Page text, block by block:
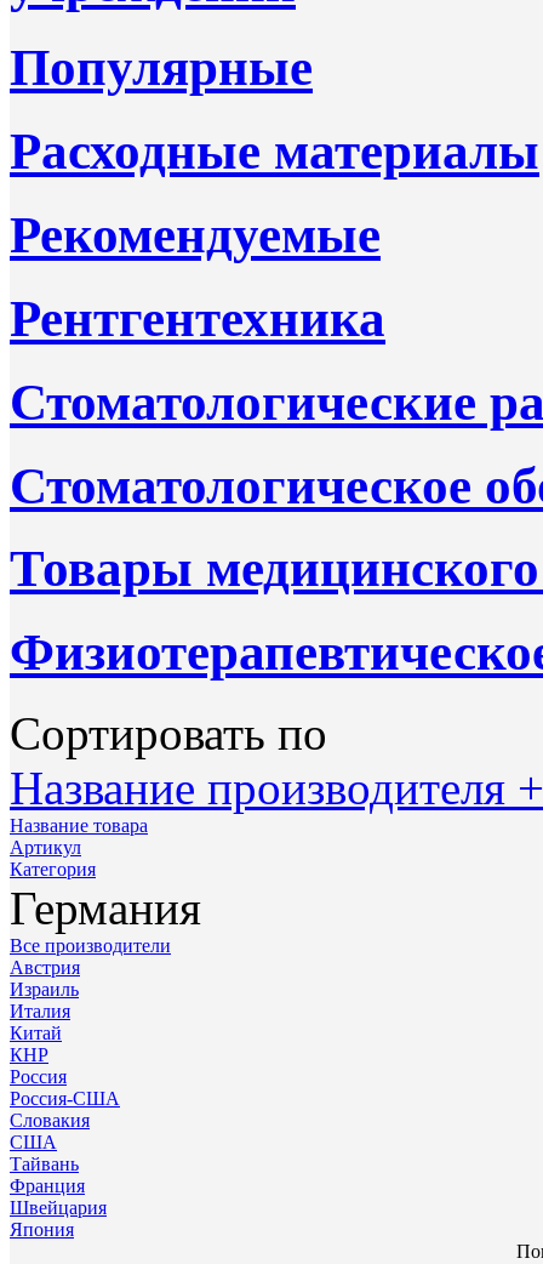
Популярные
Расходные материалы
Рекомендуемые
Рентгентехника
Стоматологические
Стоматологическое
Товары
Сортировать по
Название производителя
Название товара
Артикул
Категория
Германия
Все производители
Австрия
Израиль
Италия
Китай
КНР
Россия
Россия-США
Словакия
США
Тайвань
Франция
Швейцария
Япония